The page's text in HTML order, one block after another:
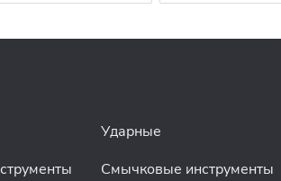
Ударные
Смычковые инструменты